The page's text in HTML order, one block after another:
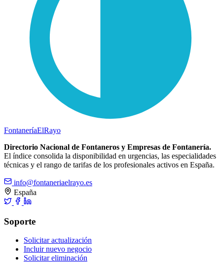
FontaneríaElRayo
Directorio Nacional de Fontaneros y Empresas de Fontanería.
El índice consolida la disponibilidad en urgencias, las especialidades
técnicas y el rango de tarifas de los profesionales activos en España.
info@fontaneriaelrayo.es
España
Soporte
Solicitar actualización
Incluir nuevo negocio
Solicitar eliminación